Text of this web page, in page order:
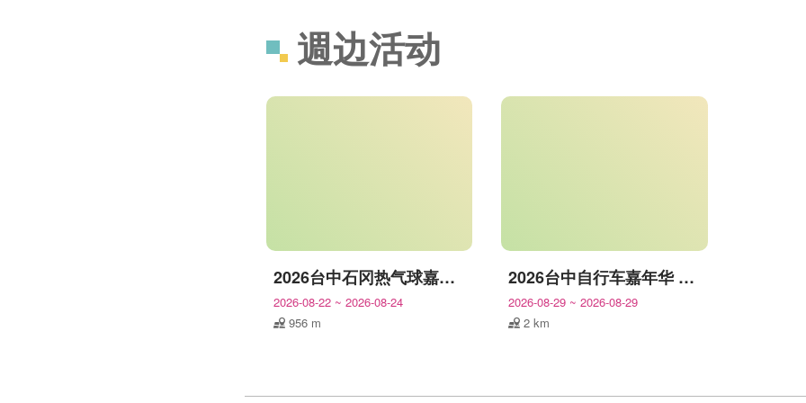
週边活动
2026台中石冈热气球嘉年华
2026-08-22 ~ 2026-08-24
956 m
2026台中自行车嘉年华 Let’s All Ride!
2026-08-29 ~2026-08-29
2 km